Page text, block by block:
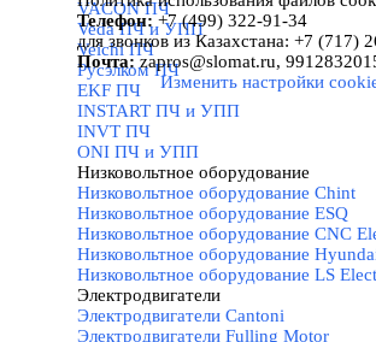
VACON ПЧ
Veda ПЧ и УПП
Veichi ПЧ
Русэлком ПЧ
EKF ПЧ
INSTART ПЧ и УПП
INVT ПЧ
ONI ПЧ и УПП
Низковольтное оборудование
Низковольтное оборудование Chint
Низковольтное оборудование ESQ
Низковольтное оборудование CNC
Низковольтное оборудование
Низковольтное оборудование LS
Электродвигатели
Электродвигатели Cantoni
Электродвигатели Fulling Motor
Телефон: +7 (499) 322-91-34
для звонков из Казахстана: +7 (717)
Почта: zapros@slomat.ru,
Изменить настройки